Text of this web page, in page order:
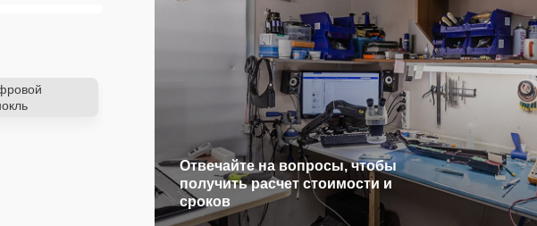
Отвечайте на вопросы, чтобы
получить расчет стоимости и
сроков